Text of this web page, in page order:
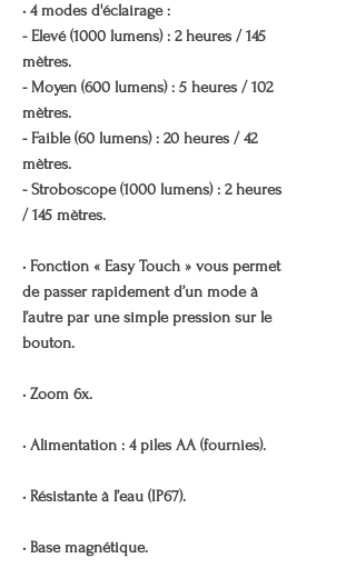
• 4 modes d'éclairage :
- Elevé (1000 lumens) : 2 heures / 145
mètres.
- Moyen (600 lumens) : 5 heures / 102
mètres.
- Faible (60 lumens) : 20 heures / 42
mètres.
- Stroboscope (1000 lumens) : 2 heures
/ 145 mètres.
• Fonction « Easy Touch » vous permet
de passer rapidement d’un mode à
l’autre par une simple pression sur le
bouton.
• Zoom 6x.
• Alimentation : 4 piles AA (fournies).
• Résistante à l’eau (IP67).
• Base magnétique.